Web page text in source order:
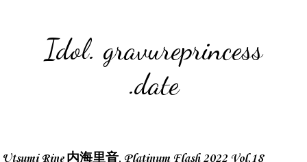
Idol. gravureprincess
.date
Utsumi Rine 内海里音, Platinum Flash 2022 Vol.18